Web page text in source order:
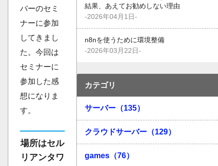
バーのセミ
ナーに参加
してきまし
た。今回は
セミナーに
参加した感
想になりま
す。
場所はセル
リアンタワ
結果、あえてお勧めしない理由
-2026年04月1日-
n8nを使うために環境整備
-2026年03月22日-
カテゴリ
サーバー（135）
クラウドサーバー（129）
games（76）